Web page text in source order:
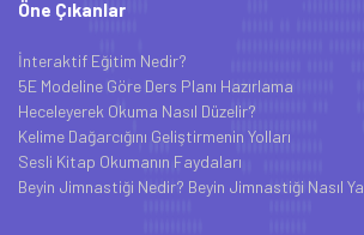
Öne Çıkanlar
İnteraktif Eğitim Nedir?
5E Modeline Göre Ders Planı Hazırlama
Heceleyerek Okuma Nasıl Düzelir?
Kelime Dağarcığını Geliştirmenin Yolları
Sesli Kitap Okumanın Faydaları
Beyin Jimnastiği Nedir? Beyin Jimnastiği Nasıl